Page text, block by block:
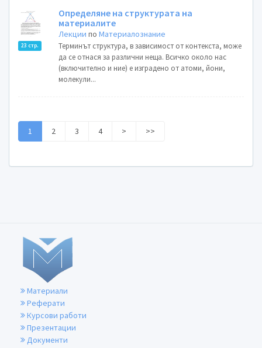
23 стр.
Определяне на структурата на
материалите
Лекции поМатериалознание
Терминът структура, в зависимост от контекста, може
да се отнася за различни неща. Всичко около нас
(включително и ние) е изградено от атоми, йони,
молекули...
1 2 3 4 > >>
Материали
Реферати
Курсови работи
Презентации
Документи